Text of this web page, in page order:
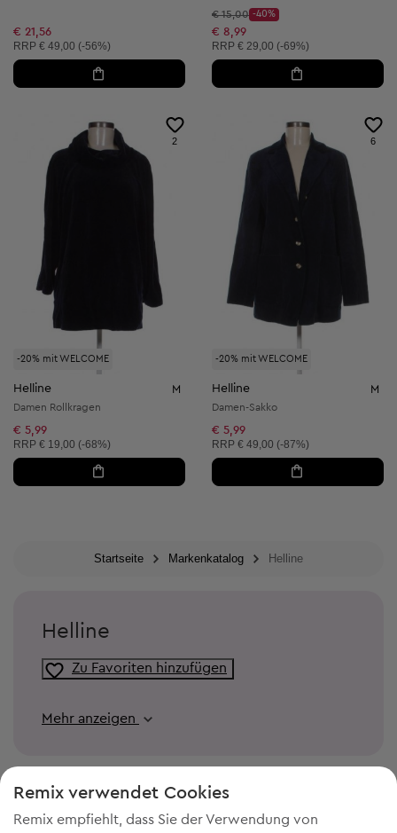
€ 21,56
Unverbindliche Preisempfehlung:
RRP € 49,00 (-56%)
Startpreis:
€ 15,00
Discount Price:
-40%
Reduzierter Preis:
€ 8,99
Unverbindliche Preisempfehlung:
RRP € 29,00 (-69%)
-20% mit WELCOME
2
Helline M
Damen Rollkragen
€ 5,99
Unverbindliche Preisempfehlung:
RRP € 19,00 (-68%)
-20% mit WELCOME
6
Helline M
Damen-Sakko
€ 5,99
Unverbindliche Preisempfehlung:
RRP € 49,00 (-87%)
Startseite Markenkatalog Helline
Helline
Zu Favoriten hinzufügen
Mehr anzeigen
Remix verwendet Cookies
Remix empfiehlt, dass Sie der Verwendung von